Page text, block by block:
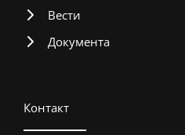
Вести
Документа
Контакт